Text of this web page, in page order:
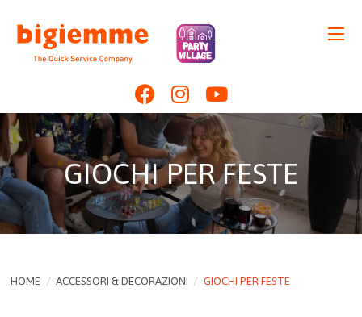
GIOCHI PER FESTE
HOME / ACCESSORI & DECORAZIONI / GIOCHI PER FESTE